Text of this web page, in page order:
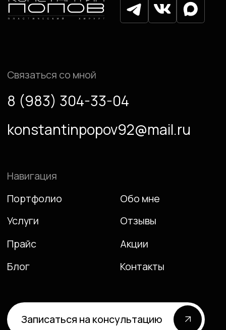
Согласие на обработку
персональных данных
© Попов Константин Одисcевич, 2025